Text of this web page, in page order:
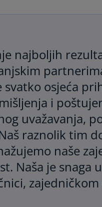
najboljih
osjeća
i
uvažavanja,
raznolik tim
naše
Naša je snaga